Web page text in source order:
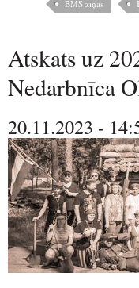
BMS ziņas
Atskats uz
Nedarbnīca
20.11.2023 -